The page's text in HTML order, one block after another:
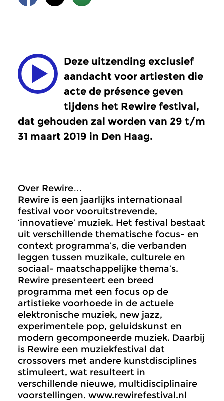
Deze uitzending exclusief
aandacht voor artiesten die
acte de présence geven
tijdens het Rewire festival,
dat gehouden zal worden van 29 t/m
31 maart 2019 in Den Haag.
Over Rewire…
Rewire is een jaarlijks internationaal
festival voor vooruitstrevende,
‘innovatieve’ muziek. Het festival bestaat
uit verschillende thematische focus- en
context programma’s, die verbanden
leggen tussen muzikale, culturele en
sociaal- maatschappelijke thema’s.
Rewire presenteert een breed
programma met een focus op de
artistieke voorhoede in de actuele
elektronische muziek, new jazz,
experimentele pop, geluidskunst en
modern gecomponeerde muziek. Daarbij
is Rewire een muziekfestival dat
crossovers met andere kunstdisciplines
stimuleert, wat resulteert in
verschillende nieuwe, multidisciplinaire
voorstellingen. www.rewirefestival.nl